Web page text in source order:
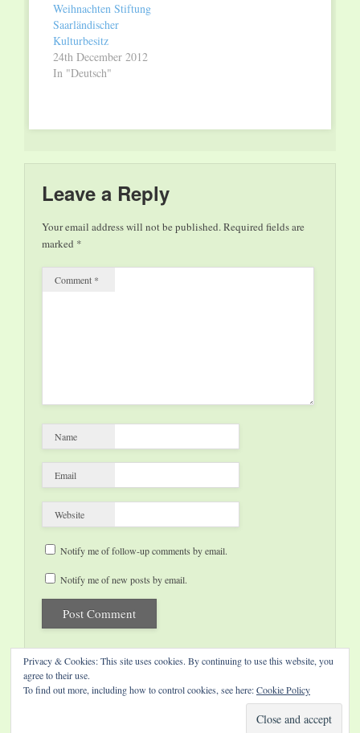
Weihnachten Stiftung
Saarländischer
Kulturbesitz
24th December 2012
In "Deutsch"
Leave a Reply
Your email address will not be published.Required fields are
marked *
Comment *
Name
Email
Website
Notify me of follow-up comments by email.
Notify me of new posts by email.
Privacy & Cookies: This site uses cookies. By continuing to use this website, you
agree to their use.
To find out more, including how to control cookies, see here:Cookie Policy